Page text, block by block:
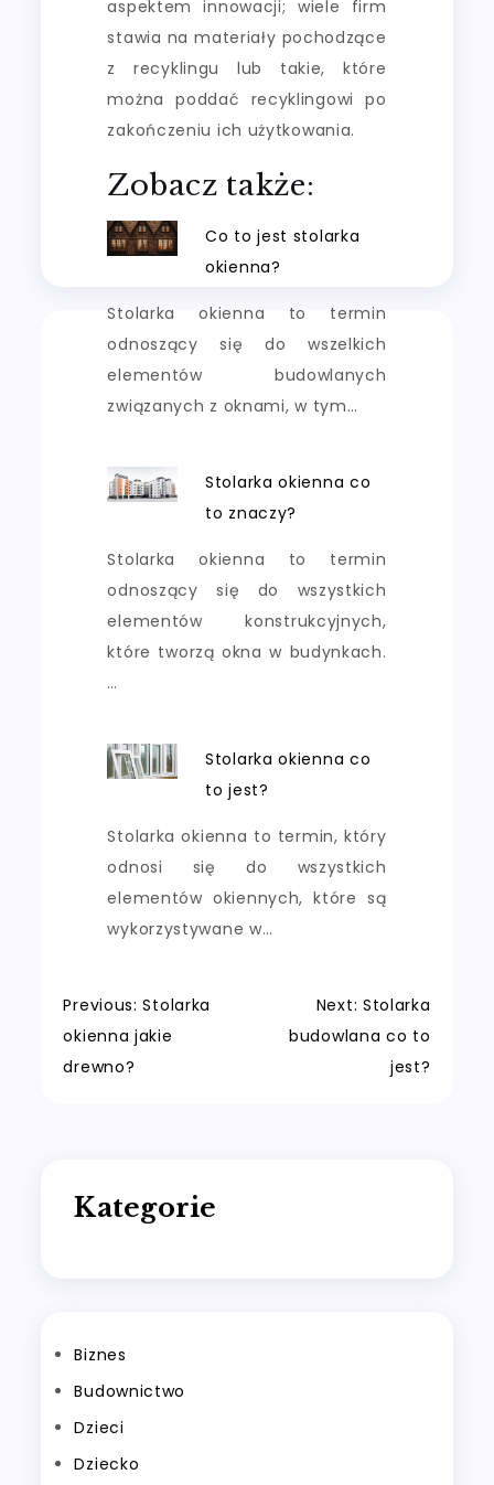
aspektem innowacji; wiele firm
stawia na materiały pochodzące
z recyklingu lub takie, które
można poddać recyklingowi po
zakończeniu ich użytkowania.
Zobacz także:
Co to jest stolarka
okienna?
Stolarka okienna to termin
odnoszący się do wszelkich
elementów budowlanych
związanych z oknami, w tym…
Stolarka okienna co
to znaczy?
Stolarka okienna to termin
odnoszący się do wszystkich
elementów konstrukcyjnych,
które tworzą okna w budynkach.
…
Stolarka okienna co
to jest?
Stolarka okienna to termin, który
odnosi się do wszystkich
elementów okiennych, które są
wykorzystywane w…
Nawigacja
wpisu
Previous: Stolarka
okienna jakie
drewno?
Next: Stolarka
budowlana co to
jest?
Kategorie
Biznes
Budownictwo
Dzieci
Dziecko